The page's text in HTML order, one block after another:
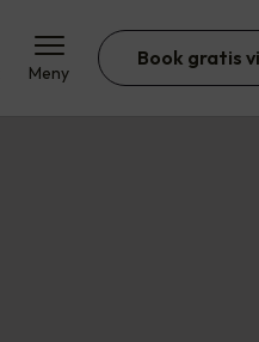
Meny
Book gratis